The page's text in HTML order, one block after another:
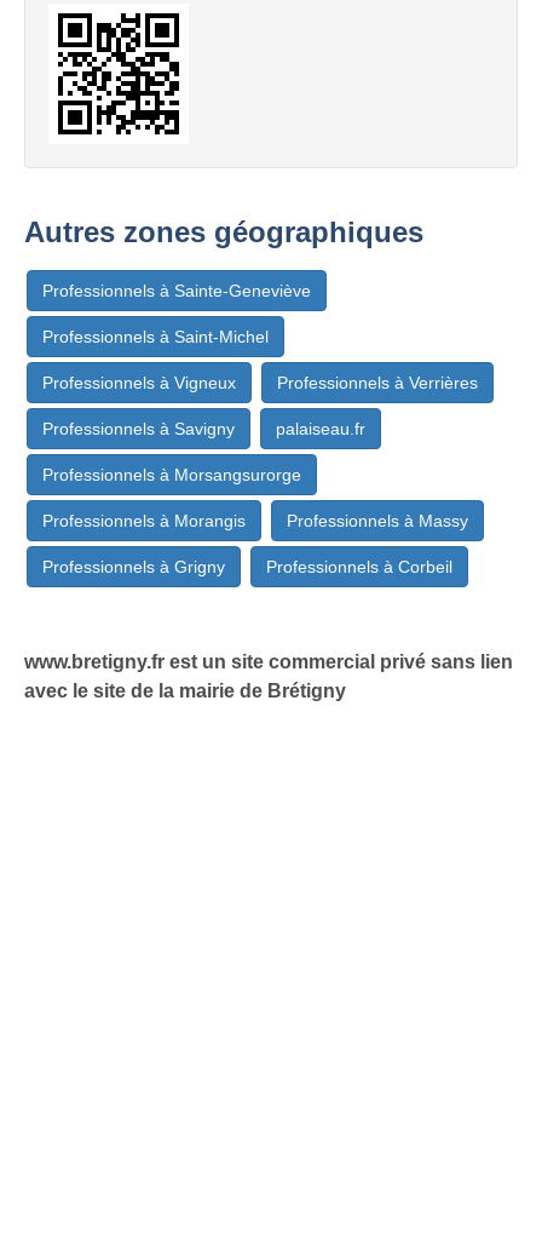
Autres zones géographiques
Professionnels à Sainte-Geneviève
Professionnels à Saint-Michel
Professionnels à Vigneux Professionnels à Verrières
Professionnels à Savigny palaiseau.fr
Professionnels à Morsangsurorge
Professionnels à Morangis Professionnels à Massy
Professionnels à Grigny Professionnels à Corbeil
www.bretigny.fr est un site commercial privé sans lien
avec le site de la mairie de Brétigny